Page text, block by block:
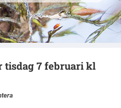
Natur att besöka
Fiskgjusen
Kontakt
tisdag 7 februari kl